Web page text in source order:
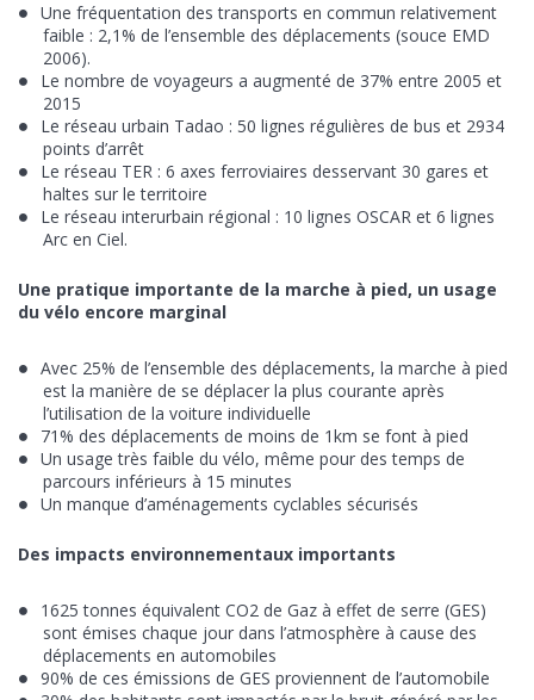
Une fréquentation des transports en commun relativement
faible : 2,1% de l’ensemble des déplacements (souce EMD
2006).
Le nombre de voyageurs a augmenté de 37% entre 2005 et
2015
Le réseau urbain Tadao : 50 lignes régulières de bus et 2934
points d’arrêt
Le réseau TER : 6 axes ferroviaires desservant 30 gares et
haltes sur le territoire
Le réseau interurbain régional : 10 lignes OSCAR et 6 lignes
Arc en Ciel.
Une pratique importante de la marche à pied, un usage
du vélo encore marginal
Avec 25% de l’ensemble des déplacements, la marche à pied
est la manière de se déplacer la plus courante après
l’utilisation de la voiture individuelle
71% des déplacements de moins de 1km se font à pied
Un usage très faible du vélo, même pour des temps de
parcours inférieurs à 15 minutes
Un manque d’aménagements cyclables sécurisés
Des impacts environnementaux importants
1625 tonnes équivalent CO2 de Gaz à effet de serre (GES)
sont émises chaque jour dans l’atmosphère à cause des
déplacements en automobiles
90% de ces émissions de GES proviennent de l’automobile